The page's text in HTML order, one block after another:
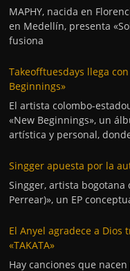
MAPHY, nacida en
en Medellín, presenta
fusiona
Takeofftuesdays llega
Beginnings»
El artista colombo-
«New Beginnings», un
artística y personal,
Singger apuesta por la
Singger, artista bogotana
Perrear)», un EP
El Anyel agradece a Dios
«TAKATA»
Hay canciones que